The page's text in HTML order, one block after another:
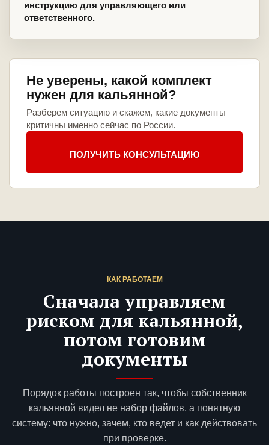
инструкцию для управляющего или
ответственного.
Не уверены, какой комплект
нужен для кальянной?
Разберем ситуацию и скажем, какие документы
критичны именно сейчас по России.
ПОЛУЧИТЬ КОНСУЛЬТАЦИЮ
КАК РАБОТАЕМ
Сначала управляем
риском для кальянной,
потом готовим
документы
Порядок работы построен так, чтобы собственник
кальянной видел не набор файлов, а понятную
систему: что нужно, зачем, кто ведет и как действовать
при проверке.